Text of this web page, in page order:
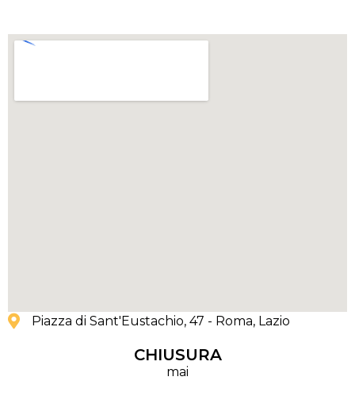
Piazza di Sant'Eustachio, 47 - Roma, Lazio
CHIUSURA
mai